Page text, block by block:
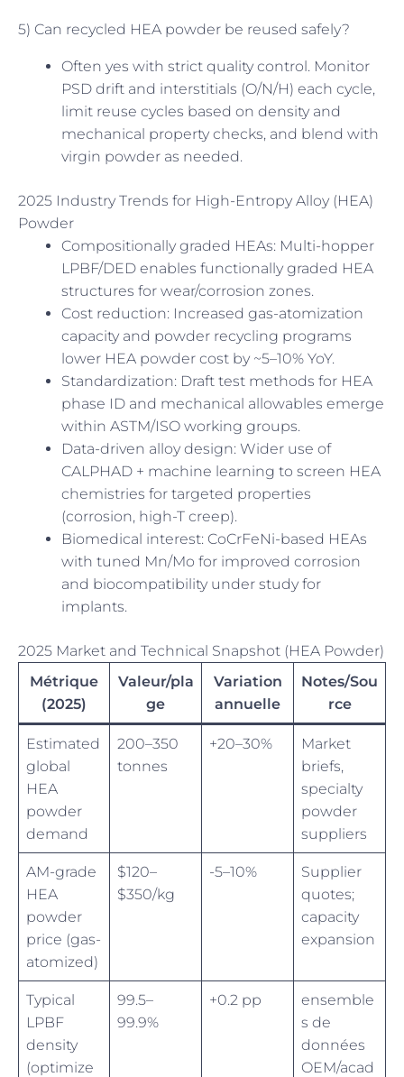
5) Can recycled HEA powder be reused safely?
Often yes with strict quality control. Monitor
PSD drift and interstitials (O/N/H) each cycle,
limit reuse cycles based on density and
mechanical property checks, and blend with
virgin powder as needed.
2025 Industry Trends for High-Entropy Alloy (HEA)
Powder
Compositionally graded HEAs: Multi-hopper
LPBF/DED enables functionally graded HEA
structures for wear/corrosion zones.
Cost reduction: Increased gas-atomization
capacity and powder recycling programs
lower HEA powder cost by ~5–10% YoY.
Standardization: Draft test methods for HEA
phase ID and mechanical allowables emerge
within ASTM/ISO working groups.
Data-driven alloy design: Wider use of
CALPHAD + machine learning to screen HEA
chemistries for targeted properties
(corrosion, high-T creep).
Biomedical interest: CoCrFeNi-based HEAs
with tuned Mn/Mo for improved corrosion
and biocompatibility under study for
implants.
2025 Market and Technical Snapshot (HEA Powder)
Métrique
(2025)
Valeur/pla
ge
Variation
annuelle
Notes/Sou
rce
Estimated
global
HEA
powder
demand
200–350
tonnes
+20–30%
Market
briefs,
specialty
powder
suppliers
AM-grade
HEA
powder
price (gas-
atomized)
$120–
$350/kg
-5–10%
Supplier
quotes;
capacity
expansion
Typical
LPBF
density
(optimize
99.5–
99.9%
+0.2 pp
ensemble
s de
données
OEM/acad